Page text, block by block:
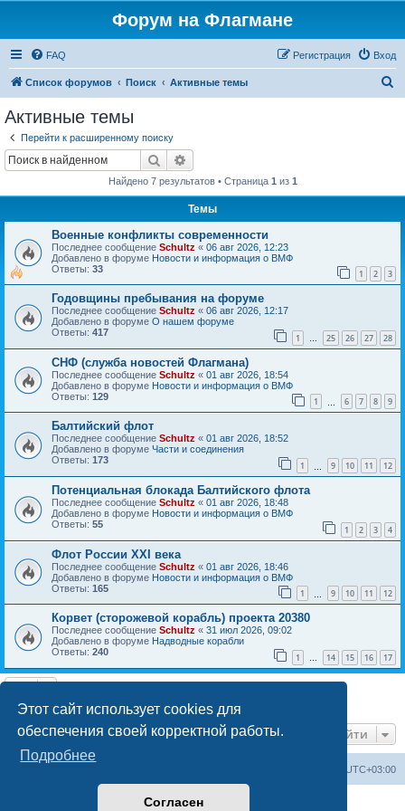
Этот сайт использует cookies для
обеспечения своей корректной работы.
Подробнее
Согласен
Форум на Флагмане
FAQ Вход
Регистрация
Список форумов Поиск Активные темы
Активные темы
Перейти к расширенному поиску
Поиск
Найдено 7 результатов • Страница 1 из 1
Темы
Военные конфликты современности
Последнее сообщение Schultz « 06 авг 2026, 12:23
Добавлено в форуме Новости и информация о ВМФ
Ответы: 33 1 2 3
Годовщины пребывания на форуме
Последнее сообщение Schultz « 06 авг 2026, 12:17
Добавлено в форуме О нашем форуме
Ответы: 417 1 … 25 26 27 28
СНФ (служба новостей Флагмана)
Последнее сообщение Schultz « 01 авг 2026, 18:54
Добавлено в форуме Новости и информация о ВМФ
Ответы: 129 1 6 7 8 9
Балтийский флот
Последнее сообщение Schultz « 01 авг 2026, 18:52
Добавлено в форуме Части и соединения
Ответы: 173 1 9 10 11 12
Потенциальная блокада Балтийского флота
Последнее сообщение Schultz « 01 авг 2026, 18:48
Добавлено в форуме Новости и информация о ВМФ
Ответы: 55 1 2 3 4
Флот России ХХI века
Последнее сообщение Schultz « 01 авг 2026, 18:46
Добавлено в форуме Новости и информация о ВМФ
Ответы: 165 1 9 10 11 12
Корвет (сторожевой корабль) проекта 20380
Последнее сообщение Schultz « 31 июл 2026, 09:02
Добавлено в форуме Надводные корабли
Ответы: 240 1 … 14 15 16 17
Найдено 7 результатов • Страница
Перейти
UTC+03:00
Создано на основеphpBB® Forum Software © phpBB Limited